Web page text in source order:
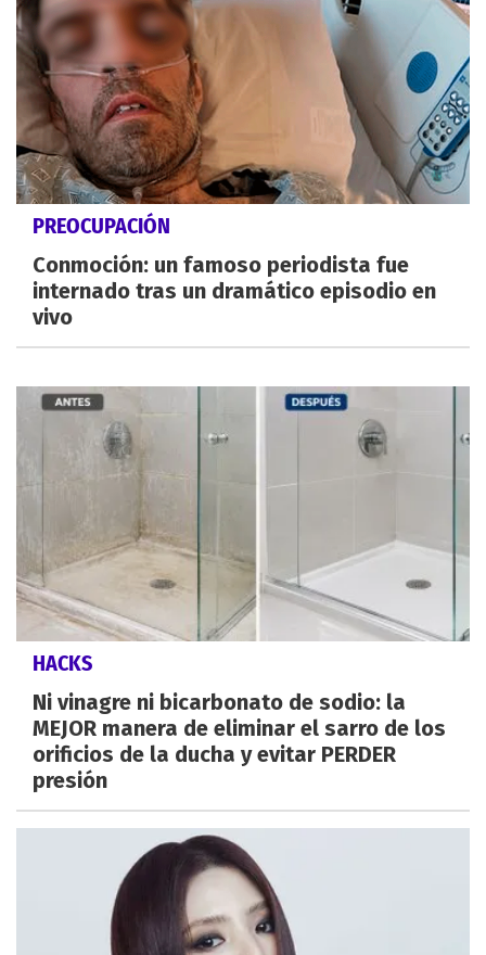
PREOCUPACIÓN
Conmoción: un famoso periodista fue
internado tras un dramático episodio en
vivo
HACKS
Ni vinagre ni bicarbonato de sodio: la
MEJOR manera de eliminar el sarro de los
orificios de la ducha y evitar PERDER
presión